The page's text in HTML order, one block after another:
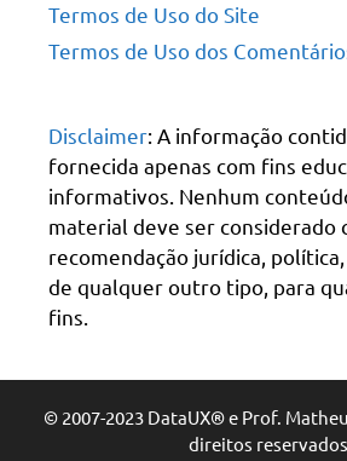
Termos de Uso do Site
Termos de Uso dos
Disclaimer: A informação
fornecida apenas com fins
informativos. Nenhum
material deve ser considerado
recomendação jurídica,
de qualquer outro tipo, para
fins.
© 2007-2023 DataUX® e Prof.
direitos reservados.